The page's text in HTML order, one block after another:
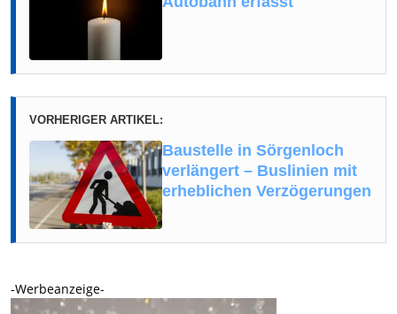
VORHERIGER ARTIKEL:
Baustelle in Sörgenloch
verlängert – Buslinien mit
erheblichen Verzögerungen
-Werbeanzeige-